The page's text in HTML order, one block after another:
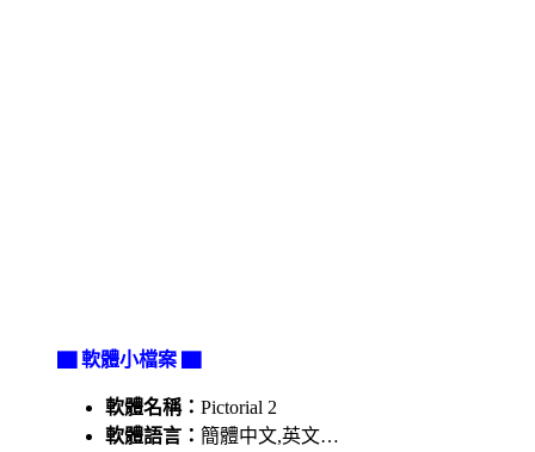
▇ 軟體小檔案 ▇
軟體名稱： Pictorial 2
軟體語言： 簡體中文,英文…